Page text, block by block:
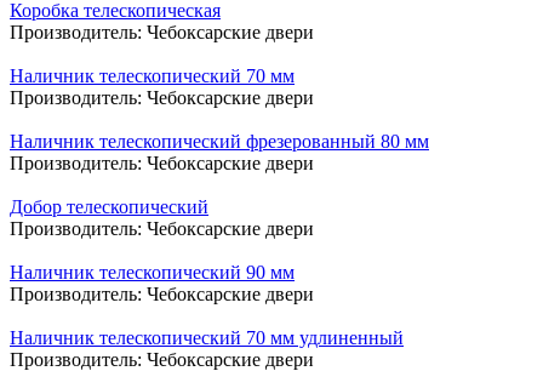
Коробка телескопическая
Производитель: Чебоксарские двери
Наличник телескопический 70 мм
Производитель: Чебоксарские двери
Наличник телескопический фрезерованный 80 мм
Производитель: Чебоксарские двери
Добор телескопический
Производитель: Чебоксарские двери
Наличник телескопический 90 мм
Производитель: Чебоксарские двери
Наличник телескопический 70 мм удлиненный
Производитель: Чебоксарские двери